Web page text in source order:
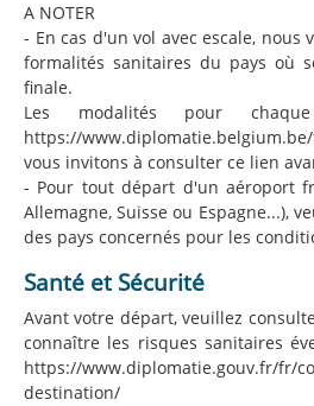
A NOTER
- En cas d'un vol avec escale,
formalités sanitaires du pays où
finale.
Les modalités pour
https://
vous invitons à consulter ce lien
- Pour tout départ d'un aéroport
Allemagne, Suisse ou Espagne...),
des pays concernés pour les
Santé et Sécurité
Avant votre départ, veuillez
connaître les risques sanitaires
https://www.diplomatie.gouv.fr/fr/
destination/